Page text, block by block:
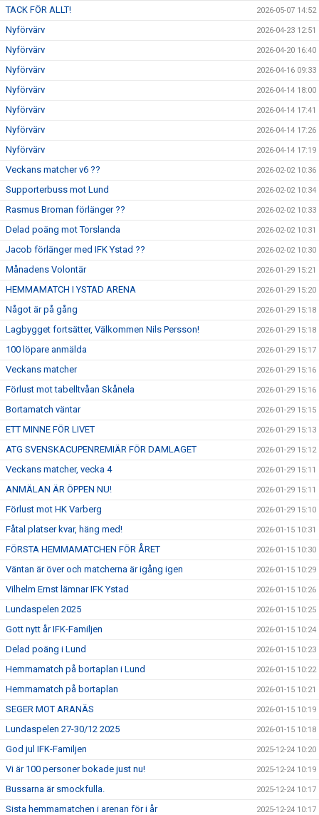
TACK FÖR ALLT! 2026-05-07 14:52
Nyförvärv 2026-04-23 12:51
Nyförvärv 2026-04-20 16:40
Nyförvärv 2026-04-16 09:33
Nyförvärv 2026-04-14 18:00
Nyförvärv 2026-04-14 17:41
Nyförvärv 2026-04-14 17:26
Nyförvärv 2026-04-14 17:19
Veckans matcher v6 ?? 2026-02-02 10:36
Supporterbuss mot Lund 2026-02-02 10:34
Rasmus Broman förlänger ?? 2026-02-02 10:33
Delad poäng mot Torslanda 2026-02-02 10:31
Jacob förlänger med IFK Ystad ?? 2026-02-02 10:30
Månadens Volontär 2026-01-29 15:21
HEMMAMATCH I YSTAD ARENA 2026-01-29 15:20
Något är på gång 2026-01-29 15:18
Lagbygget fortsätter, Välkommen Nils Persson! 2026-01-29 15:18
100 löpare anmälda 2026-01-29 15:17
Veckans matcher 2026-01-29 15:16
Förlust mot tabelltvåan Skånela 2026-01-29 15:16
Bortamatch väntar 2026-01-29 15:15
ETT MINNE FÖR LIVET 2026-01-29 15:13
ATG SVENSKACUPENREMIÄR FÖR DAMLAGET 2026-01-29 15:12
Veckans matcher, vecka 4 2026-01-29 15:11
ANMÄLAN ÄR ÖPPEN NU! 2026-01-29 15:11
Förlust mot HK Varberg 2026-01-29 15:10
Fåtal platser kvar, häng med! 2026-01-15 10:31
FÖRSTA HEMMAMATCHEN FÖR ÅRET 2026-01-15 10:30
Väntan är över och matcherna är igång igen 2026-01-15 10:29
Vilhelm Ernst lämnar IFK Ystad 2026-01-15 10:26
Lundaspelen 2025 2026-01-15 10:25
Gott nytt år IFK-Familjen 2026-01-15 10:24
Delad poäng i Lund 2026-01-15 10:23
Hemmamatch på bortaplan i Lund 2026-01-15 10:22
Hemmamatch på bortaplan 2026-01-15 10:21
SEGER MOT ARANÄS 2026-01-15 10:19
Lundaspelen 27-30/12 2025 2026-01-15 10:18
God jul IFK-Familjen 2025-12-24 10:20
Vi är 100 personer bokade just nu! 2025-12-24 10:19
Bussarna är smockfulla. 2025-12-24 10:17
Sista hemmamatchen i arenan för i år 2025-12-24 10:17